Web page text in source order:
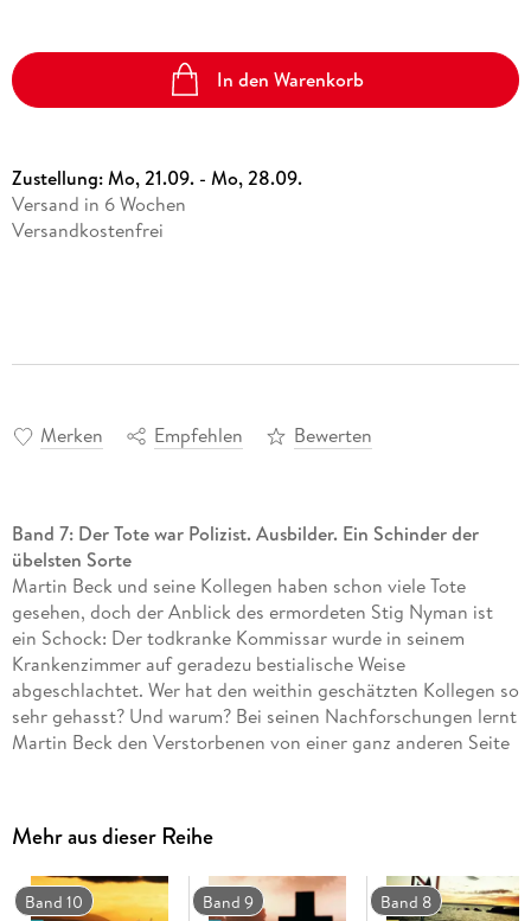
In den Warenkorb
Zustellung:Mo, 21.09. - Mo, 28.09.
Versand in 6 Wochen
Versandkostenfrei
Merken Empfehlen Bewerten
Band 7: Der Tote war Polizist. Ausbilder. Ein Schinder der
übelsten Sorte
Martin Beck und seine Kollegen haben schon viele Tote
gesehen, doch der Anblick des ermordeten Stig Nyman ist
ein Schock: Der todkranke Kommissar wurde in seinem
Krankenzimmer auf geradezu bestialische Weise
abgeschlachtet. Wer hat den weithin geschätzten Kollegen so
sehr gehasst? Und warum? Bei seinen Nachforschungen lernt
Martin Beck den Verstorbenen von einer ganz anderen Seite
und mit einem Vorwort von Unni Lindell.
Mehr aus dieser Reihe
Band 10 Band 9 Band 8